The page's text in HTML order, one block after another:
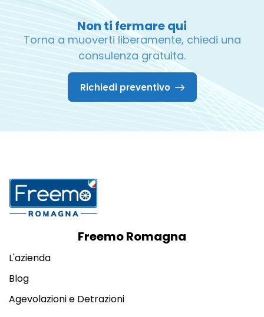
Non ti fermare qui
Torna a muoverti liberamente, chiedi una
consulenza gratuita.
Richiedi preventivo
Freemo Romagna
L'azienda
Blog
Agevolazioni e Detrazioni